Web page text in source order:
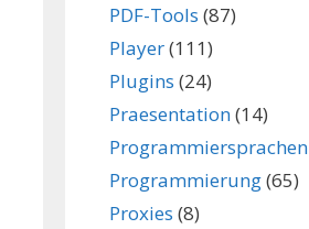
PDF-Tools (87)
Player(111)
Plugins (24)
Praesentation(14)
Programmiersprachen
Programmierung(65)
Proxies (8)